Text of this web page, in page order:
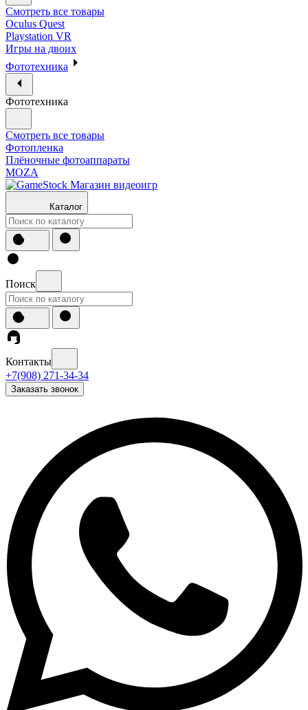
Смотреть все товары
Oculus Quest
Playstation VR
Игры на двоих
Фототехника
Фототехника
Смотреть все товары
Фотопленка
Плёночные фотоаппараты
MOZA
Каталог
Поиск
Контакты
+7(908) 271-34-34
Заказать звонок